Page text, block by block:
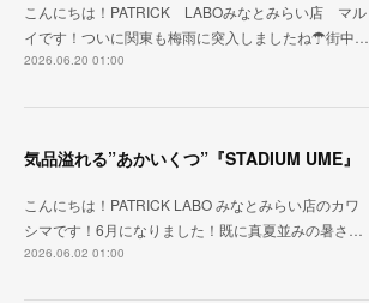
こんにちは！PATRICK LABOみなとみらい店 マル
イです！ついに関東も梅雨に突入しましたね☂街中…
2026.06.20 01:00
気品溢れる”あかいくつ”『STADIUM UME』
こんにちは！PATRICK LABO みなとみらい店のカワ
シマです！6月になりました！既に真夏並みの暑さ…
2026.06.02 01:00